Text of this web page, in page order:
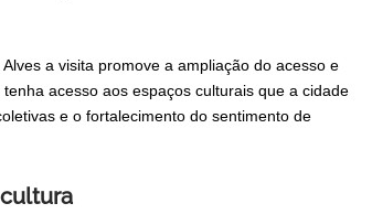
a visita promove a ampliação do acesso e
acesso aos espaços culturais que a cidade
e o fortalecimento do sentimento de